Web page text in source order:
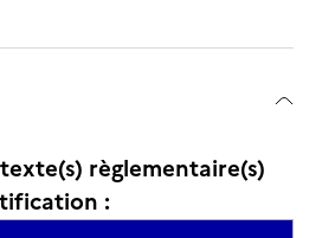
règlementaire(s)
: